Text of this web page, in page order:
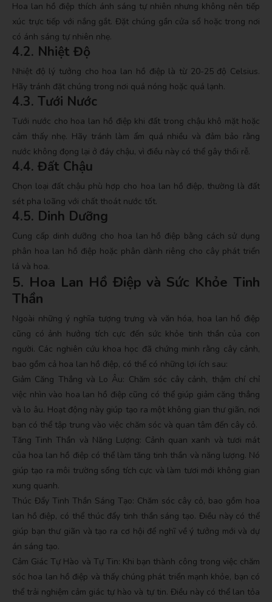
Hoa lan hồ điệp thích ánh sáng tự nhiên nhưng không nên tiếp
xúc trực tiếp với nắng gắt. Đặt chúng gần cửa sổ hoặc trong nơi
có ánh sáng tự nhiên nhẹ.
4.2. Nhiệt Độ
Nhiệt độ lý tưởng cho hoa lan hồ điệp là từ 20-25 độ Celsius.
Hãy tránh đặt chúng trong nơi quá nóng hoặc quá lạnh.
4.3. Tưới Nước
Tưới nước cho hoa lan hồ điệp khi đất trong chậu khô mặt hoặc
cảm thấy nhẹ. Hãy tránh làm ẩm quá nhiều và đảm bảo rằng
nước không đọng lại ở đáy chậu, vì điều này có thể gây thối rễ.
4.4. Đất Chậu
Chọn loại đất chậu phù hợp cho hoa lan hồ điệp, thường là đất
sét pha loãng với chất thoát nước tốt.
4.5. Dinh Dưỡng
Cung cấp dinh dưỡng cho hoa lan hồ điệp bằng cách sử dụng
phân hoa lan hồ điệp hoặc phân dành riêng cho cây phát triển
lá và hoa.
5. Hoa Lan Hồ Điệp và Sức Khỏe Tinh
Thần
Ngoài những ý nghĩa tượng trưng và văn hóa, hoa lan hồ điệp
cũng có ảnh hưởng tích cực đến sức khỏe tinh thần của con
người. Các nghiên cứu khoa học đã chứng minh rằng cây cảnh,
bao gồm cả hoa lan hồ điệp, có thể có những lợi ích sau:
Giảm Căng Thẳng và Lo Âu: Chăm sóc cây cảnh, thậm chí chỉ
việc nhìn vào hoa lan hồ điệp cũng có thể giúp giảm căng thẳng
và lo âu. Hoạt động này giúp tạo ra một không gian thư giãn, nơi
bạn có thể tập trung vào việc chăm sóc và quan tâm đến cây cỏ.
Tăng Tinh Thần và Năng Lượng: Cảnh quan xanh và tươi mát
của hoa lan hồ điệp có thể làm tăng tinh thần và năng lượng. Nó
giúp tạo ra môi trường sống tích cực và làm tươi mới không gian
xung quanh.
Thúc Đẩy Tinh Thần Sáng Tạo: Chăm sóc cây cỏ, bao gồm hoa
lan hồ điệp, có thể thúc đẩy tinh thần sáng tạo. Điều này có thể
giúp bạn thư giãn và tạo ra cơ hội để nghĩ về ý tưởng mới và dự
án sáng tạo.
Cảm Giác Tự Hào và Tự Tin: Khi bạn thành công trong việc chăm
sóc hoa lan hồ điệp và thấy chúng phát triển mạnh khỏe, bạn có
thể trải nghiệm cảm giác tự hào và tự tin. Điều này có thể lan tỏa